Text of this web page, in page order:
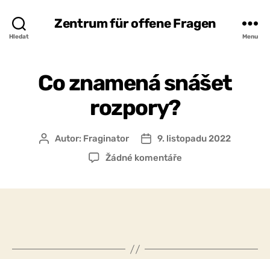
Hledat
Zentrum für offene Fragen
Menu
Co znamená snášet
rozpory?
AutorAutor: Fraginator
Datum
příspěvku
9. listopadu 2022
Žádné komentářeu
rozpory?